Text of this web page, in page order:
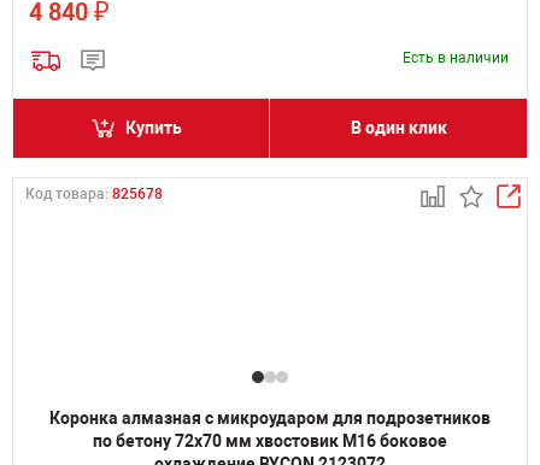
4 840 ₽
Есть в наличии
Купить В один клик
Код товара: 825678
Коронка алмазная с микроударом для подрозетников
по бетону 72х70 мм хвостовик M16 боковое